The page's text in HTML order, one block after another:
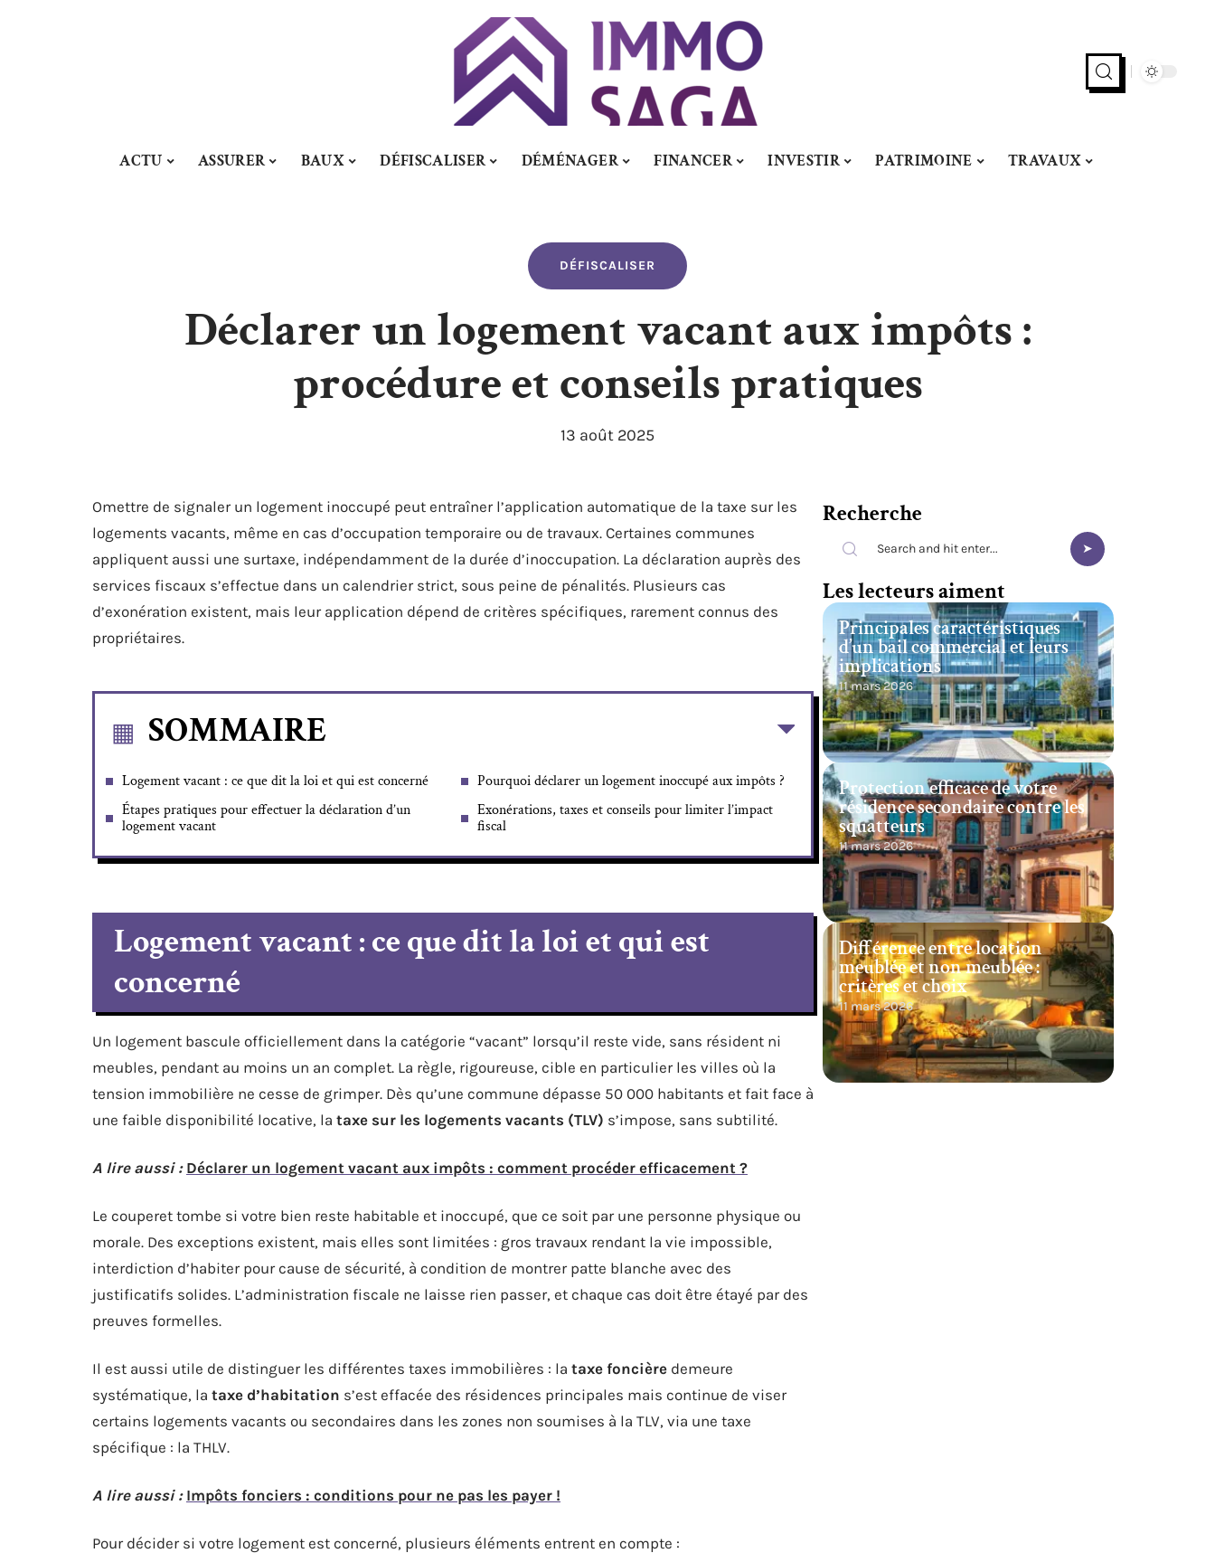
ACTU ASSURER BAUX DÉFISCALISER DÉMÉNAGER FINANCER INVESTIR PATRIMOINE TRAVAUX
DÉFISCALISER
Déclarer un logement vacant aux impôts :
procédure et conseils pratiques
13 août 2025
Omettre de signaler un logement inoccupé peut entraîner l’application automatique de la taxe sur les
logements vacants, même en cas d’occupation temporaire ou de travaux. Certaines communes
appliquent aussi une surtaxe, indépendamment de la durée d’inoccupation. La déclaration auprès des
services fiscaux s’effectue dans un calendrier strict, sous peine de pénalités. Plusieurs cas
d’exonération existent, mais leur application dépend de critères spécifiques, rarement connus des
propriétaires.
SOMMAIRE
Logement vacant : ce que dit la loi et qui est concerné
Pourquoi déclarer un logement inoccupé aux impôts ?
Étapes pratiques pour effectuer la déclaration d’un
logement vacant
Exonérations, taxes et conseils pour limiter l’impact
fiscal
Logement vacant : ce que dit la loi et qui est
concerné
Un logement bascule officiellement dans la catégorie “vacant” lorsqu’il reste vide, sans résident ni
meubles, pendant au moins un an complet. La règle, rigoureuse, cible en particulier les villes où la
tension immobilière ne cesse de grimper. Dès qu’une commune dépasse 50 000 habitants et fait face à
une faible disponibilité locative, la taxe sur les logements vacants (TLV) s’impose, sans subtilité.
A lire aussi : Déclarer un logement vacant aux impôts : comment procéder efficacement ?
Le couperet tombe si votre bien reste habitable et inoccupé, que ce soit par une personne physique ou
morale. Des exceptions existent, mais elles sont limitées : gros travaux rendant la vie impossible,
interdiction d’habiter pour cause de sécurité, à condition de montrer patte blanche avec des
justificatifs solides. L’administration fiscale ne laisse rien passer, et chaque cas doit être étayé par des
preuves formelles.
Il est aussi utile de distinguer les différentes taxes immobilières : la taxe foncière demeure
systématique, la taxe d’habitation s’est effacée des résidences principales mais continue de viser
certains logements vacants ou secondaires dans les zones non soumises à la TLV, via une taxe
spécifique : la THLV.
A lire aussi : Impôts fonciers : conditions pour ne pas les payer !
Pour décider si votre logement est concerné, plusieurs éléments entrent en compte :
Recherche
Les lecteurs aiment
Principales caractéristiques
d’un bail commercial et leurs
implications
11 mars 2026
Protection efficace de votre
résidence secondaire contre les
squatteurs
11 mars 2026
Différence entre location
meublée et non meublée :
critères et choix
11 mars 2026